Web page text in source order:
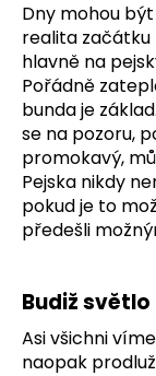
Dny mohou
realita začátku
hlavně na
Pořádně
bunda je
se na pozoru,
promokavý,
Pejska nikdy
pokud je to
předešli
Budiž světlo
Asi všichni
naopak